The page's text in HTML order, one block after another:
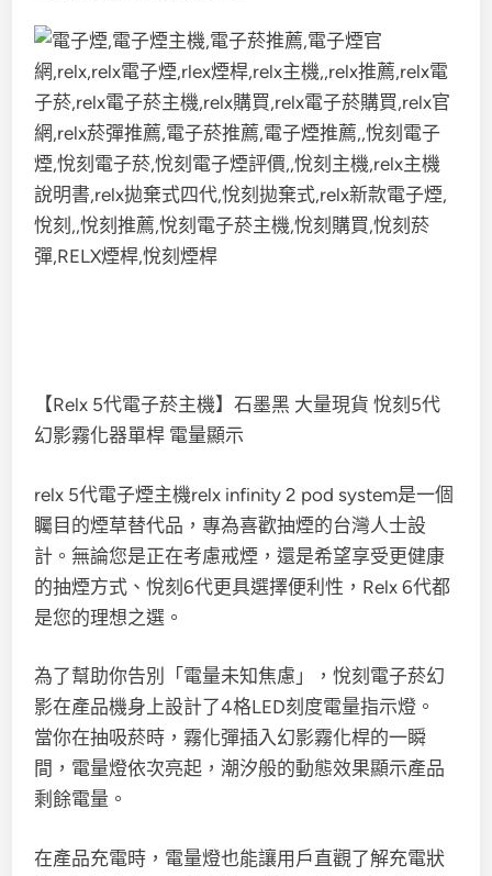
【Relx 5代電子菸主機】石墨黑 大量現貨 悅刻5代
幻影霧化器單桿 電量顯示
relx 5代電子煙主機relx infinity 2 pod system是一個
矚目的煙草替代品，專為喜歡抽煙的台灣人士設
計。無論您是正在考慮戒煙，還是希望享受更健康
的抽煙方式、悅刻6代更具選擇便利性，Relx 6代都
是您的理想之選。
為了幫助你告別「電量未知焦慮」，悅刻電子菸幻
影在產品機身上設計了4格LED刻度電量指示燈。
當你在抽吸菸時，霧化彈插入幻影霧化桿的一瞬
間，電量燈依次亮起，潮汐般的動態效果顯示產品
剩餘電量。
在產品充電時，電量燈也能讓用戶直觀了解充電狀